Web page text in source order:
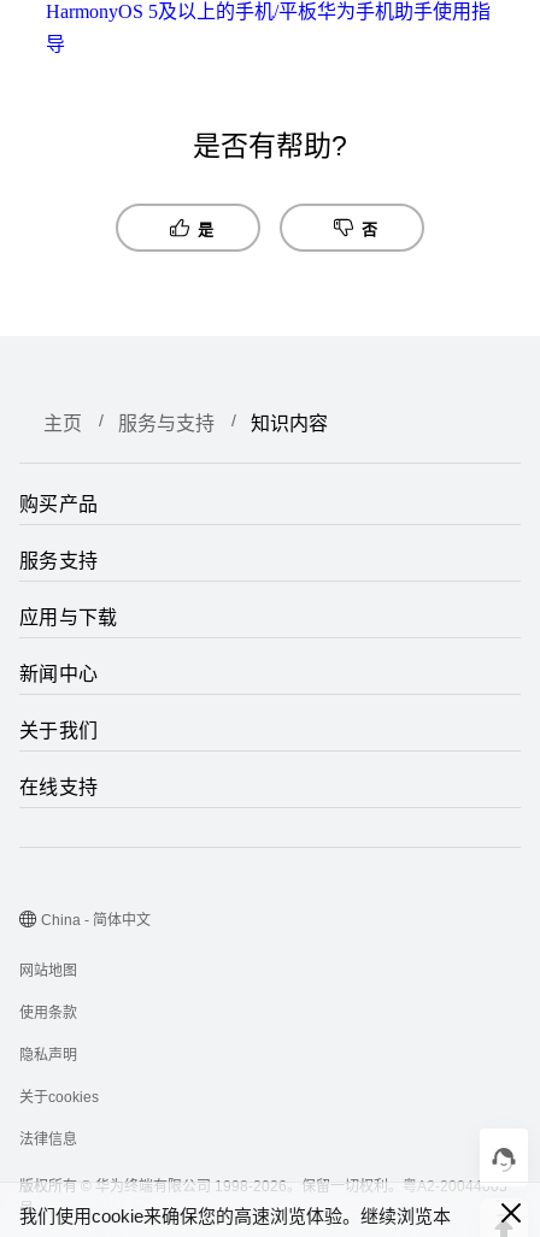
我们使用cookie来确保您的高速浏览体验。继续浏览本
HarmonyOS 5及以上的手机/平板华为手机助手使用指
导
是否有帮助?
是 否
主页 服务与支持 知识内容
购买产品
服务支持
应用与下载
新闻中心
关于我们
在线支持
版权所有 © 华为终端有限公司 1998-2026。保留一切权利。 粤A2-20044005
号
网站地图
使用条款
隐私声明
关于cookies
法律信息
China - 简体中文